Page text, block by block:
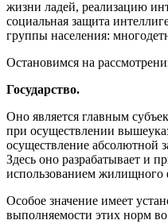
жизни ладей, реализацию
социальная защита
группы населения:
Остановимся на
Государство.
Оно является главным
при осуществлении
осуществление абсолютной
Здесь оно разрабатывает и
использованием жилищного
Особое значение имеет
выполняемости этих норм